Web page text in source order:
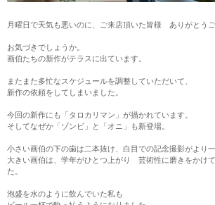
月曜日で天気も悪いのに、ご来店頂いた皆様 ありがとうご
お気づきでしょうか。
画伯たちの新作がテラスに出ています。
またまた多忙なスケジュールを調整していただいて、
新作の依頼をしてしまいました。
今回の新作にも「タロカリマン」が描かれています。
そしてなぜか「ゾンビ」と「オニ」も新登場。
小さい画伯の下の歯は二本抜け、白目での記念撮影がより
大きい画伯は、学年がひとつ上がり 芸術性に磨きをかけ
た。
泡盛を水のように飲んでいた私も